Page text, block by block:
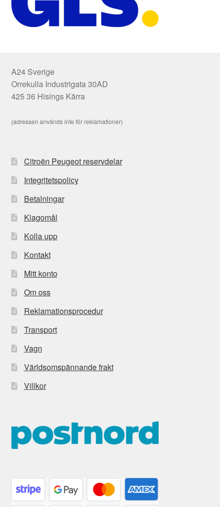
A24 Sverige
Orrekulla Industrigata 30AD
425 36 Hisings Kärra
(adressen används inte för reklamationer)
Citroën Peugeot reservdelar
Integritetspolicy
Betalningar
Klagomål
Kolla upp
Kontakt
Mitt konto
Om oss
Reklamationsprocedur
Transport
Vagn
Världsomspännande frakt
Villkor